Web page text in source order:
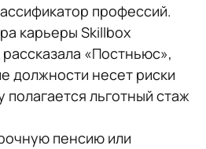
профессий.
карьеры Skillbox
«Постньюс»,
должности несет риски
полагается льготный стаж
пенсию или